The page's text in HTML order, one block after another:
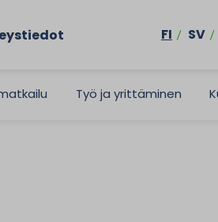
FI SV
Työ ja yrittäminen